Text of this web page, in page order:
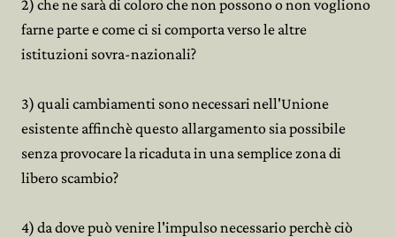
2) che ne sarà di coloro che non possono o non vogliono
farne parte e come ci si comporta verso le altre
istituzioni sovra-nazionali?
3) quali cambiamenti sono necessari nell'Unione
esistente affinchè questo allargamento sia possibile
senza provocare la ricaduta in una semplice zona di
libero scambio?
4) da dove può venire l'impulso necessario perchè ciò